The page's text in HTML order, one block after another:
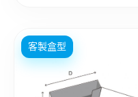
客製盒型